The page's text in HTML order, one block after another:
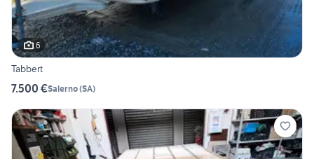
6
Tabbert
7.500 €Salerno(SA)